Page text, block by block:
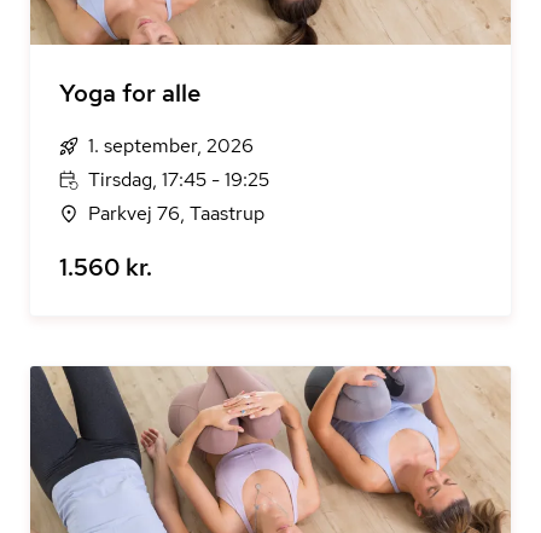
Yoga for alle
1. september, 2026
Tirsdag, 17:45 - 19:25
Parkvej 76, Taastrup
1.560 kr.